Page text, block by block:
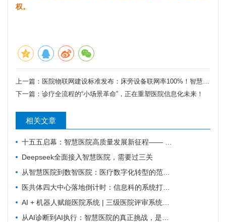
权。
上一篇： 医院物联网建设标准发布：床旁设备联网率100%！智慧医疗迎来黄金时代
下一篇： 诊疗全流程的“小场景革命”，正在重塑医院信息化未来！
相关文章
十五五启幕：智慧医院高质量发展新征程—— 新一代 HIS/EMR + AI + 大数据，如何成为公立医院的新引擎？
Deepseek全面接入智慧医院，需要过三关
从智慧医院到数智医院：医疗数字化转型的范式跃迁
医共体四大中心落地倒计时：信息科的系统打通清单来了
AI + 机器人赋能医院系统 | 三级医院评审系统重塑：从突击迎检到长效提质
从AI诊断到AI执行：智慧医院的真正挑战，是流程重塑